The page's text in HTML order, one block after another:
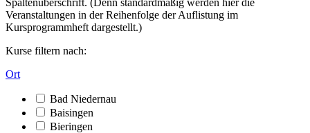
Veranstaltungen in der Reihenfolge der Auflistung im
Kursprogrammheft dargestellt.)
Kurse filtern nach:
Ort
Bad Niedernau
Baisingen
Bieringen